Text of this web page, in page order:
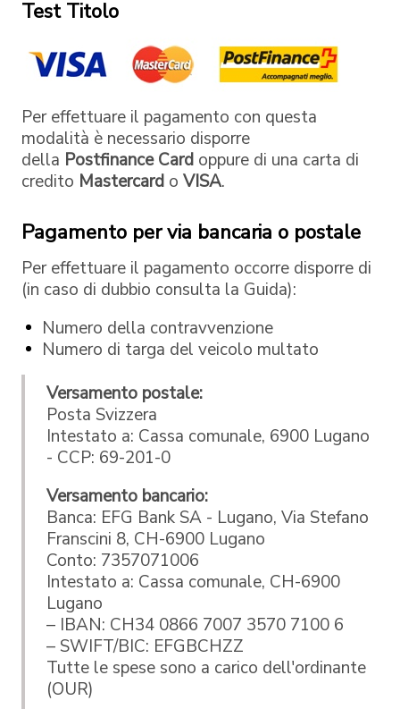
Test Titolo
Per effettuare il pagamento con questa
modalità è necessario disporre
della Postfinance Card oppure di una carta di
credito Mastercard o VISA.
Pagamento per via bancaria o postale
Per effettuare il pagamento occorre disporre di
(in caso di dubbio consulta la Guida):
Numero della contravvenzione
Numero di targa del veicolo multato
Versamento postale:
Posta Svizzera
Intestato a: Cassa comunale, 6900 Lugano
- CCP: 69-201-0
Versamento bancario:
Banca: EFG Bank SA - Lugano, Via Stefano
Franscini 8, CH-6900 Lugano
Conto: 7357071006
Intestato a: Cassa comunale, CH-6900
Lugano
– IBAN: CH34 0866 7007 3570 7100 6
– SWIFT/BIC: EFGBCHZZ
Tutte le spese sono a carico dell'ordinante
(OUR)